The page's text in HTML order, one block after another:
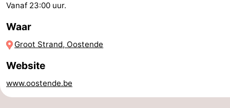
Golfbanen
-
Surfen
Eten
Forum
Vanaf 23:00 uur.
Waar
Groot Strand, Oostende
Website
www.oostende.be